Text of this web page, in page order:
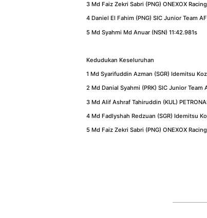
3 Md Faiz Zekri Sabri (PNG) ONEXOX
4 Daniel El Fahim (PNG) SIC Junior Team
5 Md Syahmi Md Anuar (NSN) 11:42.981s
Kedudukan Keseluruhan
1 Md Syarifuddin Azman (SGR) Idemitsu
2 Md Danial Syahmi (PRK) SIC Junior Team
3 Md Alif Ashraf Tahiruddin (KUL)
4 Md Fadlyshah Redzuan (SGR) Idemitsu
5 Md Faiz Zekri Sabri (PNG) ONEXOX